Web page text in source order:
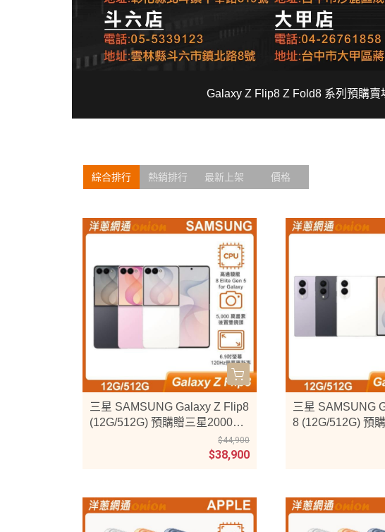
Galaxy Z Flip8 Z Fold8 系列預購賣
綜合排行 熱銷排行 最新上架 價格
三星 SAMSUNG Galaxy Z Flip8
(12G/512G) 預購贈三星20000m
$44,900
$38,900
三星 SAMSUNG
8 (12G/512G) 預